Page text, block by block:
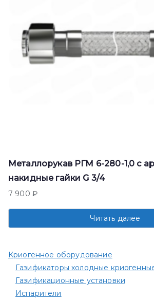
Металлорукав РГМ 6-280-1,0 с
накидные гайки G 3/4
7 900 ₽
Читать далее
Криогенное оборудование
Газификаторы холодные
Газификационные установки
Испарители